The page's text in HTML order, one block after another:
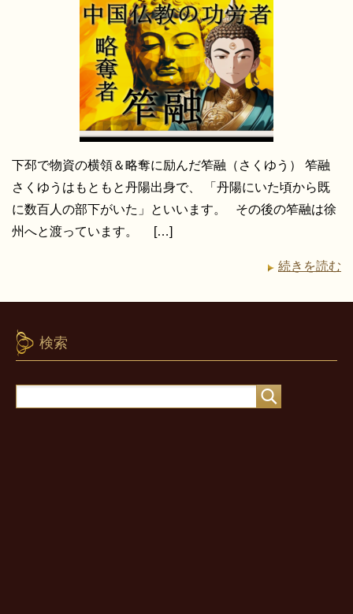
下邳で物資の横領＆略奪に励んだ笮融（さくゆう） 笮融
さくゆうはもともと丹陽出身で、 「丹陽にいた頃から既
に数百人の部下がいた」といいます。 その後の笮融は徐
州へと渡っています。 […]
続きを読む
検索